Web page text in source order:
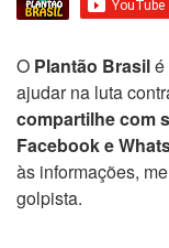
O Plantão Brasilé
ajudar na luta
compartilhe com
Facebook e
às informações,
golpista.